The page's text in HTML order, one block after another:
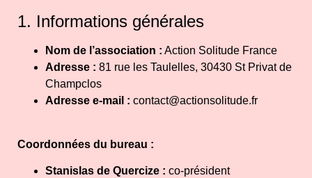
1. Informations générales
Nom de l’association : Action Solitude France
Adresse : 81 rue les Taulelles, 30430 St Privat de
Champclos
Adresse e-mail : contact@actionsolitude.fr
Coordonnées du bureau :
Stanislas de Quercize : co-président